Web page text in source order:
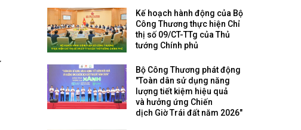
Kế hoạch hành động của Bộ
Công Thương thực hiện Chỉ
thị số 09/CT-TTg của Thủ
tướng Chính phủ
Bộ Công Thương phát động
"Toàn dân sử dụng năng
lượng tiết kiệm hiệu quả
và hưởng ứng Chiến
dịch Giờ Trái đất năm 2026"